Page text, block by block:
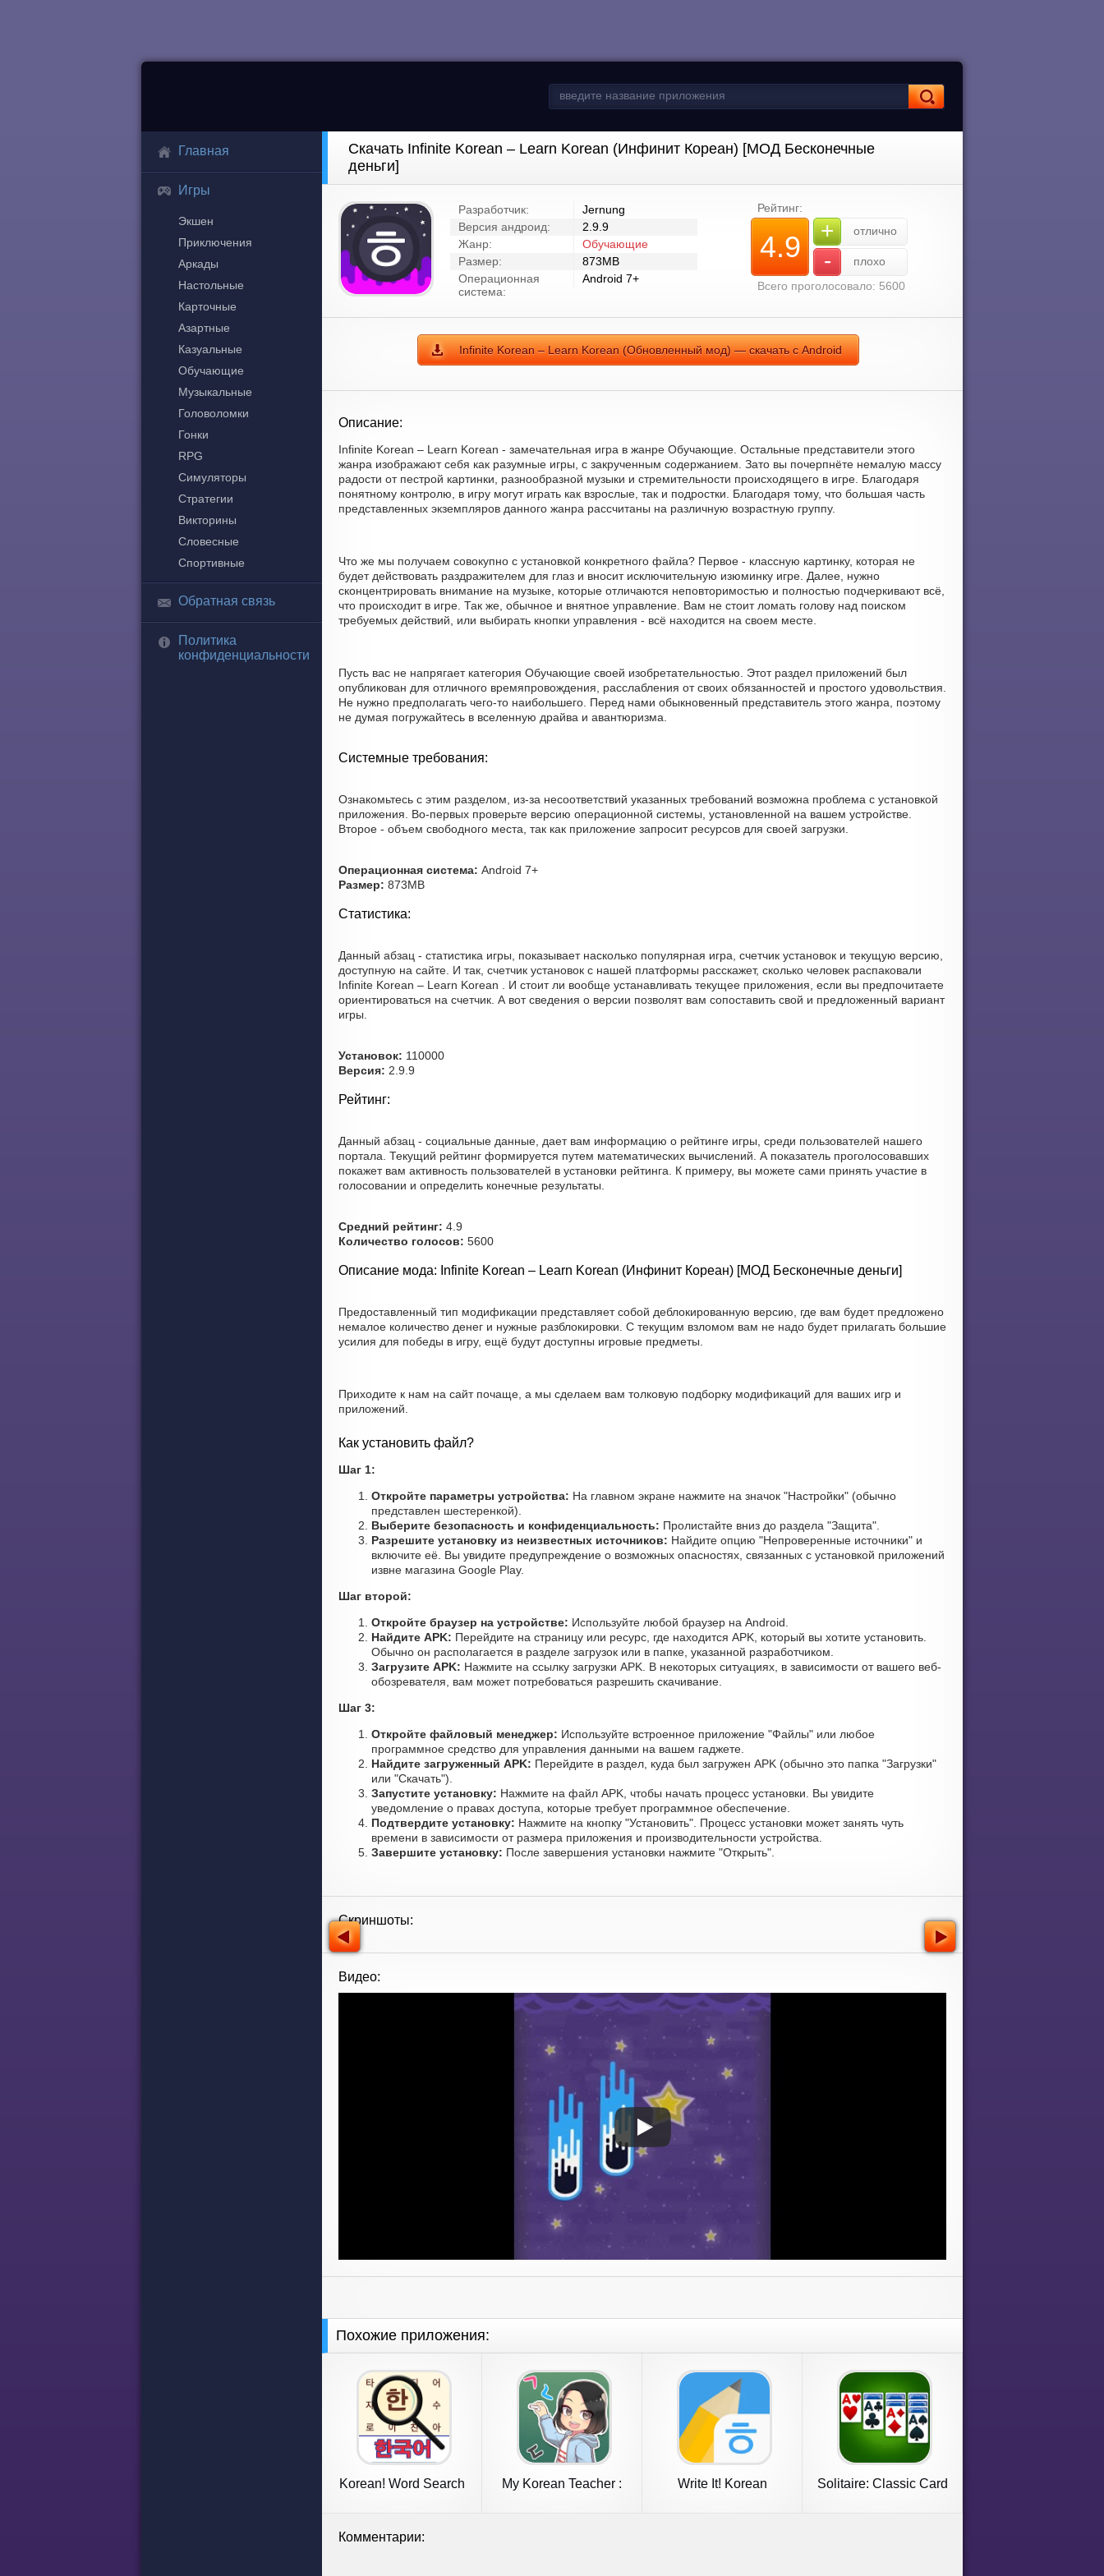
Главная
Игры
Экшен
Приключения
Аркады
Настольные
Карточные
Азартные
Казуальные
Обучающие
Музыкальные
Головоломки
Гонки
RPG
Симуляторы
Стратегии
Викторины
Словесные
Спортивные
Обратная связь
Политика
конфиденциальности
Скачать Infinite Korean – Learn Korean (Инфинит Кореан) [МОД Бесконечные
деньги]
Разработчик:
Jernung
Версия андроид:
2.9.9
Жанр:
Обучающие
Размер:
873MB
Операционная
система:
Android 7+
Рейтинг:
4.9 + отлично
-
плохо
Всего проголосовало: 5600
Infinite Korean – Learn Korean (Обновленный мод) — скачать с Android
Описание:
Infinite Korean – Learn Korean - замечательная игра в жанре Обучающие. Остальные представители этого
жанра изображают себя как разумные игры, с закрученным содержанием. Зато вы почерпнёте немалую массу
радости от пестрой картинки, разнообразной музыки и стремительности происходящего в игре. Благодаря
понятному контролю, в игру могут играть как взрослые, так и подростки. Благодаря тому, что большая часть
представленных экземпляров данного жанра рассчитаны на различную возрастную группу.
Что же мы получаем совокупно с установкой конкретного файла? Первое - классную картинку, которая не
будет действовать раздражителем для глаз и вносит исключительную изюминку игре. Далее, нужно
сконцентрировать внимание на музыке, которые отличаются неповторимостью и полностью подчеркивают всё,
что происходит в игре. Так же, обычное и внятное управление. Вам не стоит ломать голову над поиском
требуемых действий, или выбирать кнопки управления - всё находится на своем месте.
Пусть вас не напрягает категория Обучающие своей изобретательностью. Этот раздел приложений был
опубликован для отличного времяпровождения, расслабления от своих обязанностей и простого удовольствия.
Не нужно предполагать чего-то наибольшего. Перед нами обыкновенный представитель этого жанра, поэтому
не думая погружайтесь в вселенную драйва и авантюризма.
Системные требования:
Ознакомьтесь с этим разделом, из-за несоответствий указанных требований возможна проблема с установкой
приложения. Во-первых проверьте версию операционной системы, установленной на вашем устройстве.
Второе - объем свободного места, так как приложение запросит ресурсов для своей загрузки.
Операционная система: Android 7+
Размер: 873MB
Статистика:
Данный абзац - статистика игры, показывает насколько популярная игра, счетчик установок и текущую версию,
доступную на сайте. И так, счетчик установок с нашей платформы расскажет, сколько человек распаковали
Infinite Korean – Learn Korean . И стоит ли вообще устанавливать текущее приложения, если вы предпочитаете
ориентироваться на счетчик. А вот сведения о версии позволят вам сопоставить свой и предложенный вариант
игры.
Установок: 110000
Версия: 2.9.9
Рейтинг:
Данный абзац - социальные данные, дает вам информацию о рейтинге игры, среди пользователей нашего
портала. Текущий рейтинг формируется путем математических вычислений. А показатель проголосовавших
покажет вам активность пользователей в установки рейтинга. К примеру, вы можете сами принять участие в
голосовании и определить конечные результаты.
Средний рейтинг: 4.9
Количество голосов: 5600
Описание мода: Infinite Korean – Learn Korean (Инфинит Кореан) [МОД Бесконечные деньги]
Предоставленный тип модификации представляет собой деблокированную версию, где вам будет предложено
немалое количество денег и нужные разблокировки. С текущим взломом вам не надо будет прилагать большие
усилия для победы в игру, ещё будут доступны игровые предметы.
Приходите к нам на сайт почаще, а мы сделаем вам толковую подборку модификаций для ваших игр и
приложений.
Как установить файл?
Шаг 1:
Откройте параметры устройства: На главном экране нажмите на значок "Настройки" (обычно
представлен шестеренкой).
Выберите безопасность и конфиденциальность: Пролистайте вниз до раздела "Защита".
Разрешите установку из неизвестных источников: Найдите опцию "Непроверенные источники" и
включите её. Вы увидите предупреждение о возможных опасностях, связанных с установкой приложений
извне магазина Google Play.
Шаг второй:
Откройте браузер на устройстве: Используйте любой браузер на Android.
Найдите APK: Перейдите на страницу или ресурс, где находится APK, который вы хотите установить.
Обычно он располагается в разделе загрузок или в папке, указанной разработчиком.
Загрузите APK: Нажмите на ссылку загрузки APK. В некоторых ситуациях, в зависимости от вашего веб-
обозревателя, вам может потребоваться разрешить скачивание.
Шаг 3:
Откройте файловый менеджер: Используйте встроенное приложение "Файлы" или любое
программное средство для управления данными на вашем гаджете.
Найдите загруженный APK: Перейдите в раздел, куда был загружен APK (обычно это папка "Загрузки"
или "Скачать").
Запустите установку: Нажмите на файл APK, чтобы начать процесс установки. Вы увидите
уведомление о правах доступа, которые требует программное обеспечение.
Подтвердите установку: Нажмите на кнопку "Установить". Процесс установки может занять чуть
времени в зависимости от размера приложения и производительности устройства.
Завершите установку: После завершения установки нажмите "Открыть".
Скриншоты:
Видео:
Похожие приложения:
Korean! Word Search
My Korean Teacher :
Write It! Korean
Solitaire: Classic Card
Комментарии: